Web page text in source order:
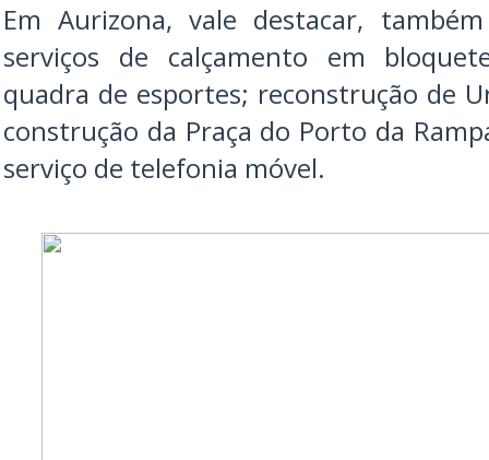
Em Aurizona, vale destacar,
serviços de calçamento em
quadra de esportes; reconstrução de
construção da Praça do Porto da
serviço de telefonia móvel.